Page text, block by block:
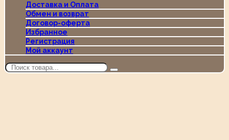
Доставка и Оплата
Обмен и возврат
Договор-оферта
Избранное
Регистрация
Мой аккаунт